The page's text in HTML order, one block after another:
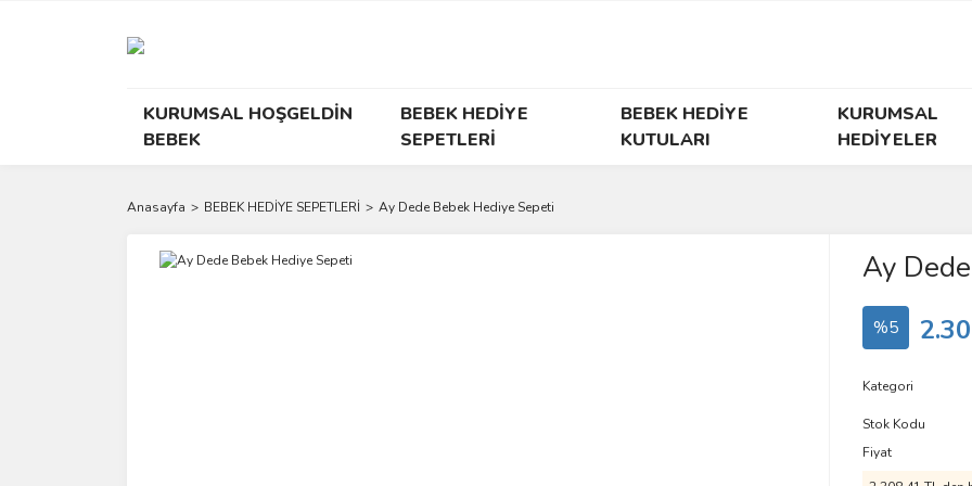
KURUMSAL HOŞGELDİN
BEBEK
BEBEK HEDİYE
SEPETLERİ
BEBEK HEDİYE
KUTULARI
KURUMSAL
HEDİYELER
Anasayfa BEBEK HEDİYE SEPETLERİ Ay Dede Bebek Hediye Sepeti
Ay
%5
Kategori
Stok Kodu
Fiyat